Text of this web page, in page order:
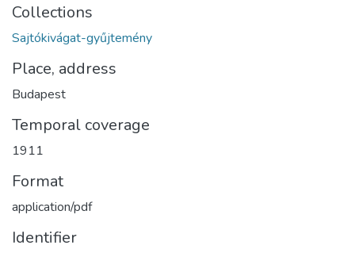
Collections
Sajtókivágat-gyűjtemény
Place, address
Budapest
Temporal coverage
1911
Format
application/pdf
Identifier